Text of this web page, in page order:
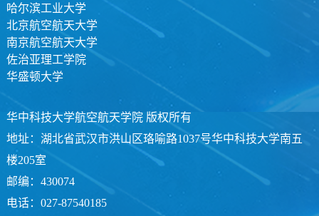
哈尔滨工业大学
北京航空航天大学
南京航空航天大学
佐治亚理工学院
华盛顿大学
华中科技大学航空航天学院 版权所有
地址：湖北省武汉市洪山区珞喻路1037号华中科技大学南五
楼205室
邮编：430074
电话：027-87540185